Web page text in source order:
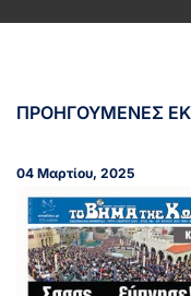
ΠΡΟΗΓΟΥΜΕΝΕΣ
04 Μαρτίου, 2025